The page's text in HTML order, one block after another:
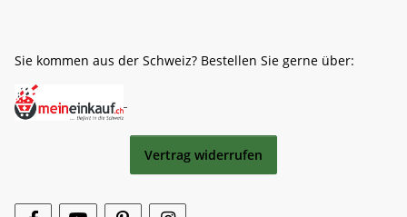
Sie kommen aus der Schweiz? Bestellen Sie gerne über:
Vertrag widerrufen